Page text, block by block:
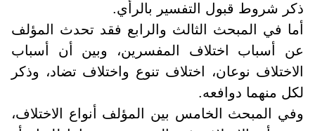
ذكر شروط قبول التفسير بالرأي.
أما في المبحث الثالث والرابع فقد تحدث المؤلف
عن أسباب اختلاف المفسرين، وبين أن أسباب
الاختلاف نوعان، اختلاف تنوع واختلاف تضاد، وذكر
لكل منهما دوافعه.
وفي المبحث الخامس بين المؤلف أنواع الاختلاف،